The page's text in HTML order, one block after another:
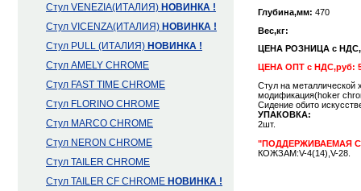
Стул VENEZIA(ИТАЛИЯ) НОВИНКА !
Стул VICENZA(ИТАЛИЯ) НОВИНКА !
Стул PULL (ИТАЛИЯ) НОВИНКА !
Cтул AMELY CHROME
Стул FAST TIME CHROME
Стул FLORINO CHROME
Стул MARCO CHROME
Стул NERON CHROME
Стул TAILER CHROME
Стул TAILER CF CHROME НОВИНКА !
Глубина,мм: 470
Вес,кг:
ЦЕНА РОЗНИЦА с
ЦЕНА ОПТ с НДС,руб:
Стул на металлической
модификация(hoker
Сидение обито
УПАКОВКА:
2шт.
"ПОДДЕРЖИВАЕМАЯ
КОЖЗАМ:V-4(14),V-28.